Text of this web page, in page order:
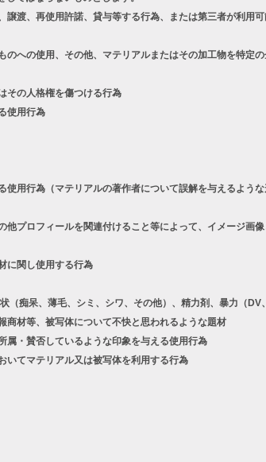
渡、再使用許諾、貸与等する行為、または第三者が利用
への使用、その他、マテリアルまたはその加工物を特定
の人格権を傷つける行為
使用行為
用行為（マテリアルの著作者について誤解を与えるよう
プロフィールを関連付けること等によって、イメージ画
に関し使用する行為
痴呆、薄毛、シミ、シワ、その他）、精力剤、暴力（
商材等、被写体について不快と思われるような題材
・賛否しているような印象を与える使用行為
てマテリアル又は被写体を利用する行為